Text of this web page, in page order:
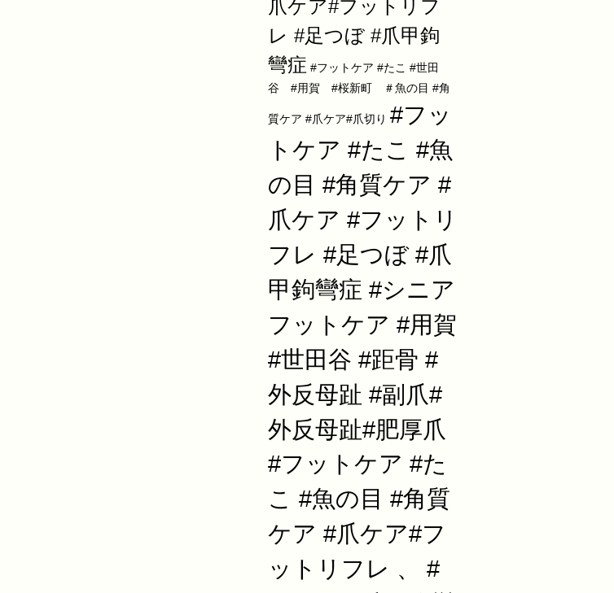
爪ケア#フットリフ
レ #足つぼ #爪甲鉤
彎症 #フットケア #たこ #世田
谷 #用賀 #桜新町 ＃魚の目 #角
質ケア #爪ケア#爪切り #フッ
トケア #たこ #魚
の目 #角質ケア #
爪ケア #フットリ
フレ #足つぼ #爪
甲鉤彎症 #シニア
フットケア #用賀
#世田谷 #距骨 #
外反母趾 #副爪#
外反母趾#肥厚爪
#フットケア #た
こ #魚の目 #角質
ケア #爪ケア#フ
ットリフレ 、 #